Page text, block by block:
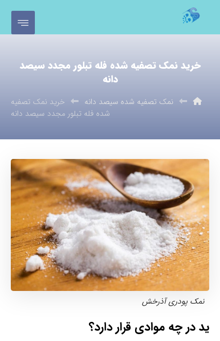
خرید نمک تصفیه شده فله تبلور مجدد سیصد
دانه
نمک تصفیه شده سیصد دانه
خرید نمک تصفیه
شده فله تبلور مجدد سیصد دانه
نمک پودری آذرخش
ید در چه موادی قرار دارد؟